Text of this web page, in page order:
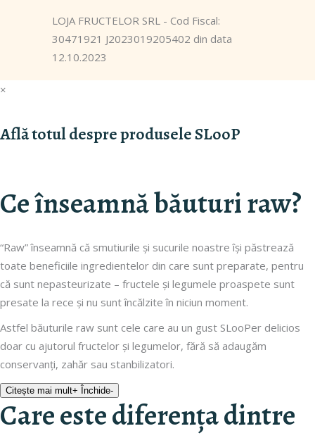
LOJA FRUCTELOR SRL - Cod Fiscal:
30471921 J2023019205402 din data
12.10.2023
×
Află totul despre produsele SLooP
Ce înseamnă băuturi raw?
“Raw” înseamnă că smutiurile și sucurile noastre își păstrează
toate beneficiile ingredientelor din care sunt preparate, pentru
că sunt nepasteurizate – fructele și legumele proaspete sunt
presate la rece și nu sunt încălzite în niciun moment.
Astfel băuturile raw sunt cele care au un gust SLooPer delicios
doar cu ajutorul fructelor și legumelor, fără să adaugăm
conservanți, zahăr sau stanbilizatori.
Citește mai mult+ Închide-
Care este diferența dintre